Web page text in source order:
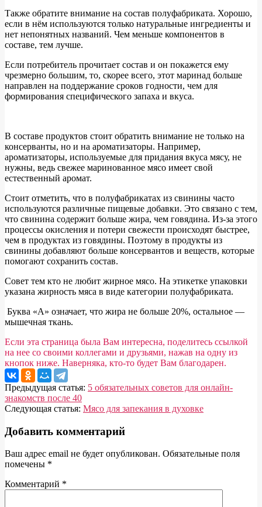
Также обратите внимание на состав полуфабриката. Хорошо,
если в нём используются только натуральные ингредиенты и
нет непонятных названий. Чем меньше компонентов в
составе, тем лучше.
Если потребитель прочитает состав и он покажется ему
чрезмерно большим, то, скорее всего, этот маринад больше
направлен на поддержание сроков годности, чем для
формирования специфического запаха и вкуса.
В составе продуктов стоит обратить внимание не только на
консерванты, но и на ароматизаторы. Например,
ароматизаторы, используемые для придания вкуса мясу, не
нужны, ведь свежее маринованное мясо имеет свой
естественный аромат.
Стоит отметить, что в полуфабрикатах из свинины часто
используются различные пищевые добавки. Это связано с тем,
что свинина содержит больше жира, чем говядина. Из-за этого
процессы окисления и потери свежести происходят быстрее,
чем в продуктах из говядины. Поэтому в продукты из
свинины добавляют больше консервантов и веществ, которые
помогают сохранить состав.
Совет тем кто не любит жирное мясо. На этикетке упаковки
указана жирность мяса в виде категории полуфабриката.
Буква «А» означает, что жира не больше 20%, остальное —
мышечная ткань.
Если эта страница была Вам интересна, поделитесь ссылкой
на нее со своими коллегами и друзьями, нажав на одну из
кнопок ниже. Наверняка, кто-то будет Вам благодарен.
2025-
01-
05
Предыдущая статья: 5 обязательных советов для онлайн-
знакомств после 40
Следующая статья: Мясо для запекания в духовке
Добавить комментарий
Ваш адрес email не будет опубликован. Обязательные поля
помечены *
Комментарий *